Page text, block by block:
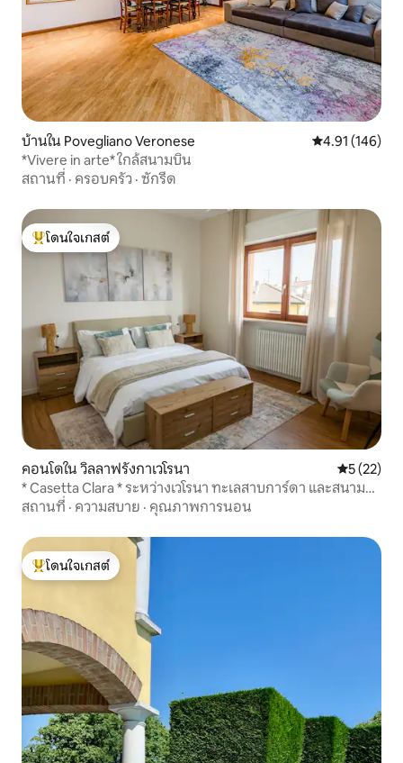
บ้านใน Povegliano Veronese คะแนนเฉลี่ย
4.91 (146)
*Vivere in arte* ใกล้สนามบิน
สถานที่ · ครอบครัว · ซักรีด
โดนใจเกสต์ที่สุด
โดนใจเกสต์
คอนโดใน วิลลาฟรังกาเวโรนา คะแนนเฉลี่
5 (22)
* Casetta Clara * ระหว่างเวโรนา ทะเลสาบการ์ดา และสนาม
บิน
สถานที่ · ความสบาย · คุณภาพการนอน
โดนใจเกสต์ที่สุด
โดนใจเกสต์